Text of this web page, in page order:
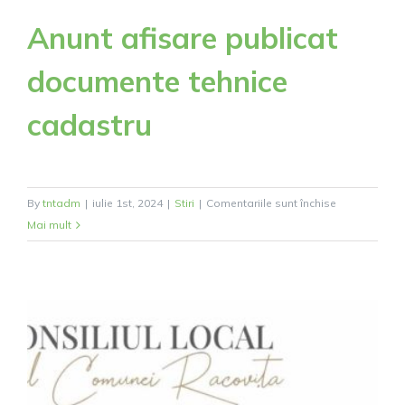
Anunt afisare publicat
documente tehnice
cadastru
By tntadm | iulie 1st, 2024 | Stiri | Comentariile sunt închise
afisare
Mai mult